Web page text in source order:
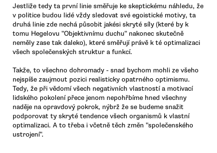
Jestliže tedy ta první linie směřuje ke skeptickému náhledu, že
v politice budou lidé vždy sledovat své egoistické motivy, ta
druhá linie zde nechá působit jakési skryté síly (které by k
tomu Hegelovu "Objektivnímu duchu" nakonec skutečně
neměly zase tak daleko), které směřují právě k té optimalizaci
všech společenských struktur a funkcí.
Takže, to všechno dohromady - snad bychom mohli ze všeho
nejspíše zaujmout pozici realisticky opatrného optimismu.
Tedy, že při vědomí všech negativních vlastností a motivací
lidského pokolení přece jenom nepohřbíme hned všechny
naděje na opravdový pokrok, nýbrž že se budeme snažit
podporovat ty skryté tendence všech organismů k vlastní
optimalizaci. A to třeba i včetně těch změn "společenského
ustrojení".